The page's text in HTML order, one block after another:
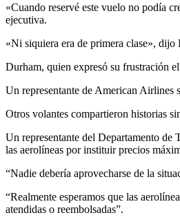
«Cuando reservé este vuelo no podía
ejecutiva.
«Ni siquiera era de primera clase»,
Durham, quien expresó su frustración
Un representante de American Airlines
Otros volantes compartieron historias
Un representante del Departamento de
las aerolíneas por instituir precios
“Nadie debería aprovecharse de la
“Realmente esperamos que las
atendidas o reembolsadas”.